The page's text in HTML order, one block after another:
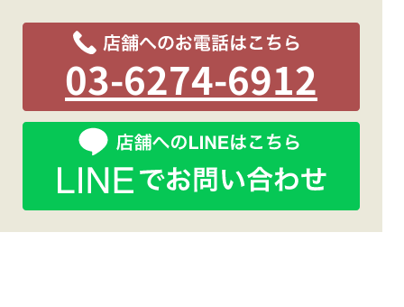
03-6274-6912
店
へ
LINE